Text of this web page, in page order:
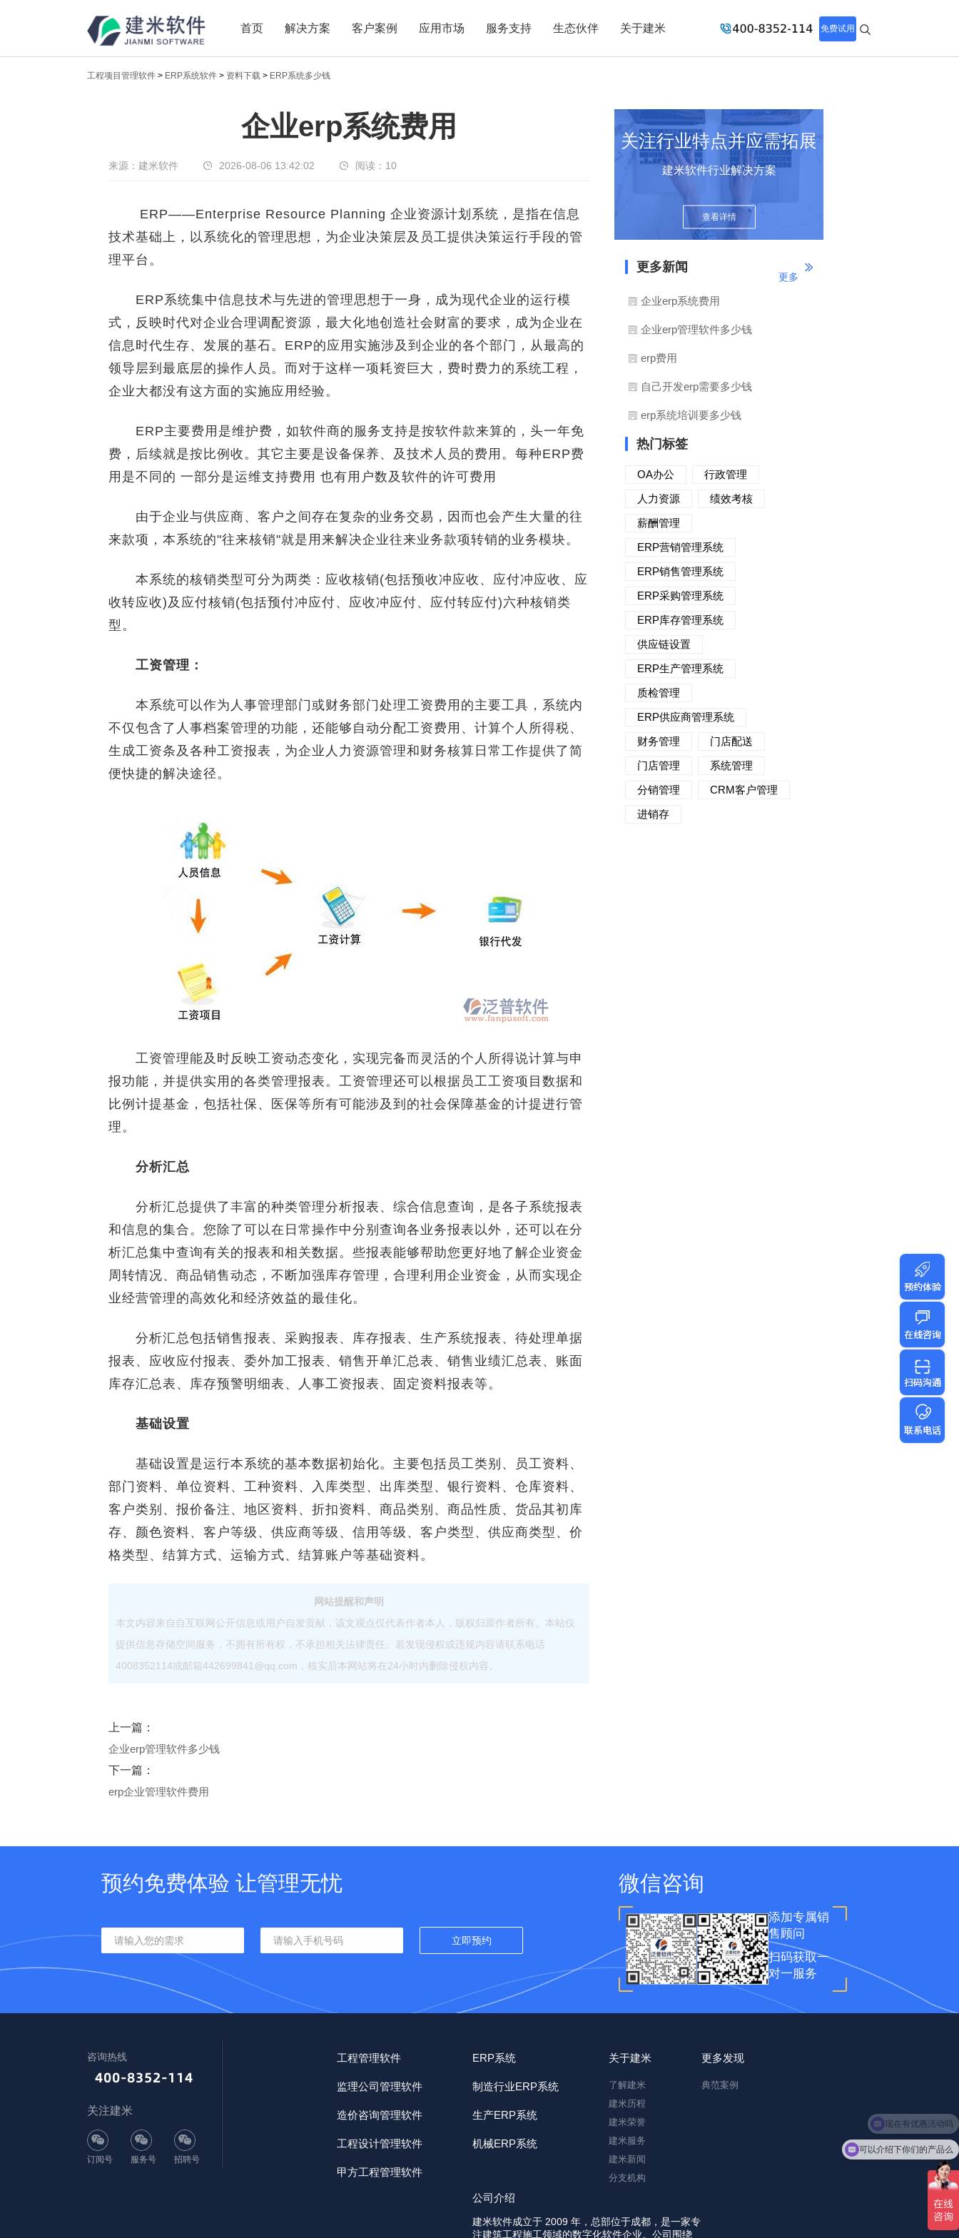
首页 解决方案 客户案例 应用市场 服务支持 生态伙伴 关于建米 免费试用
传递实时热点，共享商业价值
工程项目管理软件 > ERP系统软件 > 资料下载 > ERP系统多少钱
企业erp系统费用
来源：建米软件 2026-08-06 13:42:02 阅读： 10
ERP——Enterprise Resource Planning 企业资源计划系统，是指在信息
技术基础上，以系统化的管理思想，为企业决策层及员工提供决策运行手段的管
理平台。
ERP系统集中信息技术与先进的管理思想于一身，成为现代企业的运行模
式，反映时代对企业合理调配资源，最大化地创造社会财富的要求，成为企业在
信息时代生存、发展的基石。ERP的应用实施涉及到企业的各个部门，从最高的
领导层到最底层的操作人员。而对于这样一项耗资巨大，费时费力的系统工程，
企业大都没有这方面的实施应用经验。
ERP主要费用是维护费，如软件商的服务支持是按软件款来算的，头一年免
费，后续就是按比例收。其它主要是设备保养、及技术人员的费用。每种ERP费
用是不同的 一部分是运维支持费用 也有用户数及软件的许可费用
由于企业与供应商、客户之间存在复杂的业务交易，因而也会产生大量的往
来款项，本系统的"往来核销"就是用来解决企业往来业务款项转销的业务模块。
本系统的核销类型可分为两类：应收核销(包括预收冲应收、应付冲应收、应
收转应收)及应付核销(包括预付冲应付、应收冲应付、应付转应付)六种核销类
型。
工资管理：
本系统可以作为人事管理部门或财务部门处理工资费用的主要工具，系统内
不仅包含了人事档案管理的功能，还能够自动分配工资费用、计算个人所得税、
生成工资条及各种工资报表，为企业人力资源管理和财务核算日常工作提供了简
便快捷的解决途径。
工资管理能及时反映工资动态变化，实现完备而灵活的个人所得说计算与申
报功能，并提供实用的各类管理报表。工资管理还可以根据员工工资项目数据和
比例计提基金，包括社保、医保等所有可能涉及到的社会保障基金的计提进行管
理。
分析汇总
分析汇总提供了丰富的种类管理分析报表、综合信息查询，是各子系统报表
和信息的集合。您除了可以在日常操作中分别查询各业务报表以外，还可以在分
析汇总集中查询有关的报表和相关数据。些报表能够帮助您更好地了解企业资金
周转情况、商品销售动态，不断加强库存管理，合理利用企业资金，从而实现企
业经营管理的高效化和经济效益的最佳化。
分析汇总包括销售报表、采购报表、库存报表、生产系统报表、待处理单据
报表、应收应付报表、委外加工报表、销售开单汇总表、销售业绩汇总表、账面
库存汇总表、库存预警明细表、人事工资报表、固定资料报表等。
基础设置
基础设置是运行本系统的基本数据初始化。主要包括员工类别、员工资料、
部门资料、单位资料、工种资料、入库类型、出库类型、银行资料、仓库资料、
客户类别、报价备注、地区资料、折扣资料、商品类别、商品性质、货品其初库
存、颜色资料、客户等级、供应商等级、信用等级、客户类型、供应商类型、价
格类型、结算方式、运输方式、结算账户等基础资料。
网站提醒和声明
本文内容来自自互联网公开信息或用户自发贡献，该文观点仅代表作者本人，版权归原作者所有。本站仅
提供信息存储空间服务，不拥有所有权，不承担相关法律责任。若发现侵权或违规内容请联系电话
4008352114或邮箱442699841@qq.com，核实后本网站将在24小时内删除侵权内容。
上一篇：
企业erp管理软件多少钱
下一篇：
erp企业管理软件费用
关注行业特点并应需拓展
建米软件行业解决方案
查看详情
更多新闻
更多
企业erp系统费用
企业erp管理软件多少钱
erp费用
自己开发erp需要多少钱
erp系统培训要多少钱
热门标签
OA办公
行政管理
人力资源
绩效考核
薪酬管理
ERP营销管理系统
ERP销售管理系统
ERP采购管理系统
ERP库存管理系统
供应链设置
ERP生产管理系统
质检管理
ERP供应商管理系统
财务管理
门店配送
门店管理
系统管理
分销管理
CRM客户管理
进销存
预约免费体验 让管理无忧 微信咨询
添加专属销
售顾问
扫码获取一
对一服务
咨询热线
关注建米
订阅号 服务号 招聘号
工程管理软件
监理公司管理软件
造价咨询管理软件
工程设计管理软件
甲方工程管理软件
ERP系统
制造行业ERP系统
生产ERP系统
机械ERP系统
关于建米
了解建米
建米历程
建米荣誉
建米服务
建米新闻
分支机构
更多发现
典范案例
公司介绍
建米软件成立于 2009 年，总部位于成都，是一家专
注建筑工程施工领域的数字化软件企业。公司围绕
可以介绍下你们的产品么